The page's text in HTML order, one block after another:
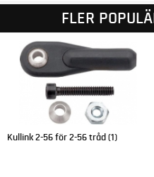
FLER
Kullink 2-56 för 2-56 tråd (1)